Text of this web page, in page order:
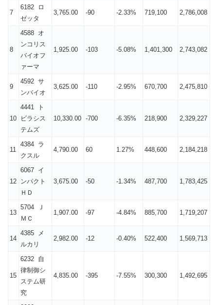
7
6182 ロ
ゼッタ
3,765.00 -90 -2.33% 719,100 2,786,008
8
4588 オ
ンコリス
バイオフ
ァーマ
1,925.00 -103 -5.08% 1,401,300 2,743,082
9
4592 サ
ンバイオ
3,625.00 -110 -2.95% 670,700 2,475,810
10
4441 ト
ビラシス
テムズ
10,330.00 -700 -6.35% 218,900 2,329,227
11
4384 ラ
クスル
4,790.00 60 1.27% 448,600 2,184,218
12
6067 イ
ンパクト
ＨＤ
3,675.00 -50 -1.34% 487,700 1,783,425
13
5704 Ｊ
ＭＣ
1,907.00 -97 -4.84% 885,700 1,719,207
14
4385 メ
ルカリ
2,982.00 -12 -0.40% 522,400 1,569,713
15
6232 自
律制御シ
ステム研
究
4,835.00 -395 -7.55% 300,300 1,492,695